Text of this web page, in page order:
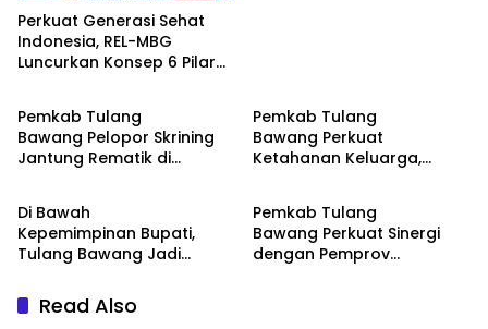
Perkuat Generasi Sehat
Indonesia, REL-MBG
Luncurkan Konsep 6 Pilar
ADVETORIAL
Pemkab Tulang
Bawang Pelopor Skrining
Jantung Rematik di
Generasi Muda
Pemkab Tulang
Bawang Perkuat
Ketahanan Keluarga,
Desa TAPIS
ADVETORIAL
Di Bawah
Kepemimpinan Bupati,
Tulang Bawang Jadi
Rematik di Lampung Demi
Lindungi Generasi Muda
ADVETORIAL
Pemkab Tulang
Bawang Perkuat Sinergi
dengan Pemprov
Read Also